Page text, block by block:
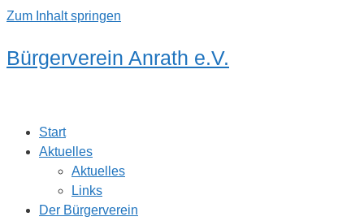
Zum Inhalt springen
Bürgerverein Anrath e.V.
Start
Aktuelles
Aktuelles
Links
Der Bürgerverein